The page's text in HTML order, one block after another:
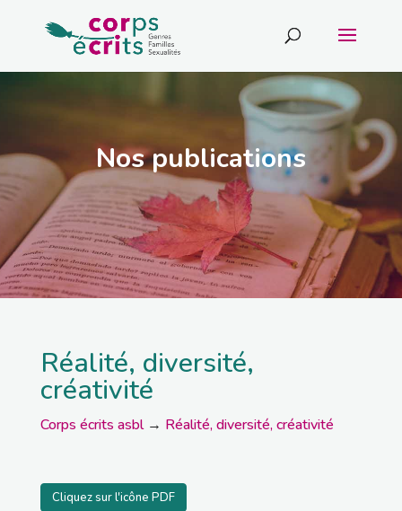
Nos publications
Réalité, diversité,
créativité
Corps écrits asbl→ Réalité, diversité, créativité
Cliquez sur l'icône PDF